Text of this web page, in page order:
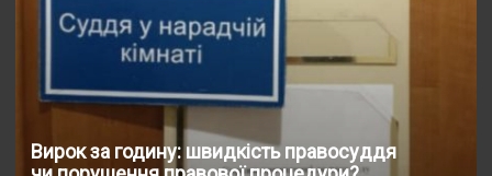
Вирок за годину: швидкість правосуддя